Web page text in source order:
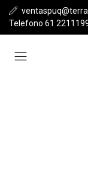
Telefono 61